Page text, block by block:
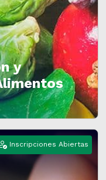
y
Inscripciones Abiertas